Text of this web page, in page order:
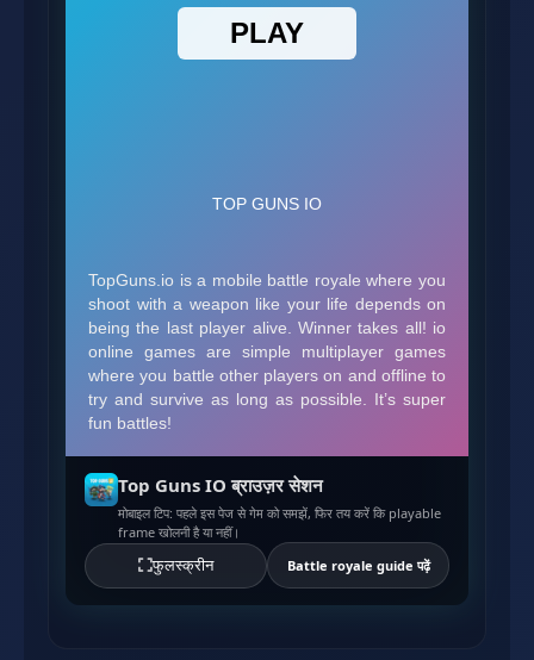
Top Guns IO ब्राउज़र सेशन
मोबाइल टिप: पहले इस पेज से गेम को समझें, फिर तय करें कि playable
frame खोलनी है या नहीं।
फुलस्क्रीन
Battle royale guide पढ़ें